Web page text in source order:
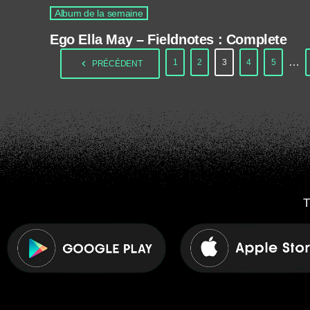
Album de la semaine
Ego Ella May – Fieldnotes : Complete
navigate_before PRÉCÉDENT 1 2 3 4 5 …